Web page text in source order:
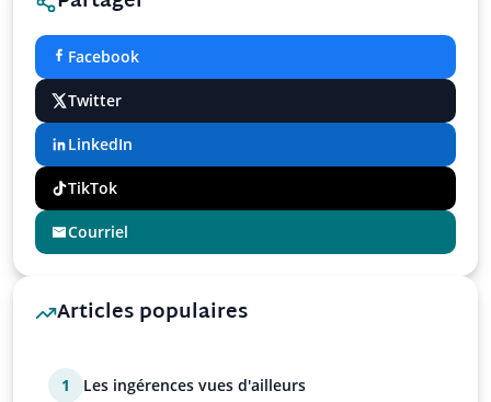
Facebook
Twitter
LinkedIn
TikTok
Courriel
Articles populaires
1 Les ingérences vues d'ailleurs